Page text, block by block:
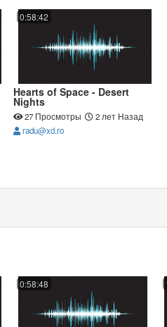
0:58:42
Hearts of Space - Desert
Nights
27 Просмотры
2 лет Назад
radu@xd.ro
0:58:48